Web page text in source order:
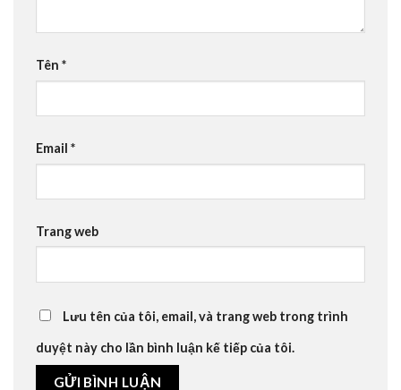
Tên *
Email *
Trang web
Lưu tên của tôi, email, và trang web trong trình
duyệt này cho lần bình luận kế tiếp của tôi.